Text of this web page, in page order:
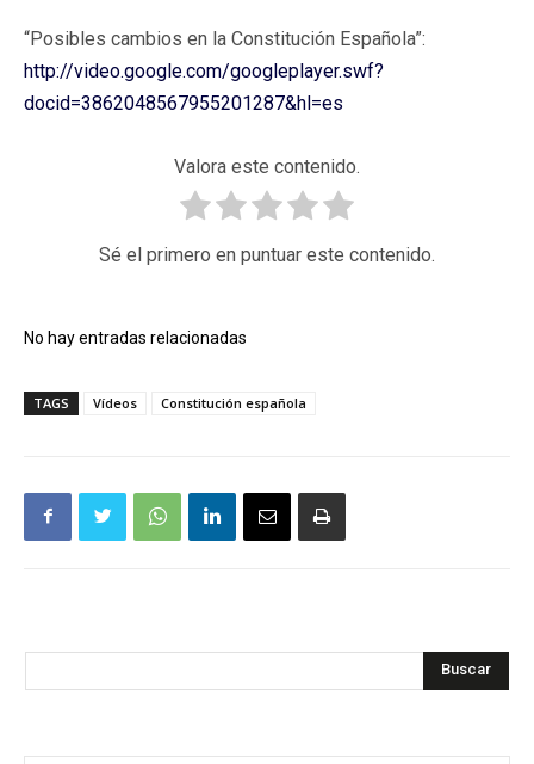
“Posibles cambios en la Constitución Española”:
http://video.google.com/googleplayer.swf?
docid=3862048567955201287&hl=es
Valora este contenido.
Sé el primero en puntuar este contenido.
No hay entradas relacionadas
TAGS Vídeos Constitución española
Buscar